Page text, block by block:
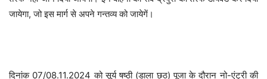
जायेगा, जो इस मार्ग से अपने गन्तव्य को जायेगें।
दिनांक 07/08.11.2024 को सूर्य षष्ठी (डाला छठ) पूजा के दौरान नो-एंट्री की